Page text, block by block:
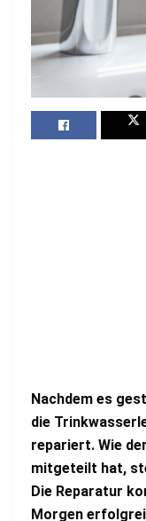
Nachdem es
die
repariert. Wie
mitgeteilt hat,
Die Reparatur
Morgen